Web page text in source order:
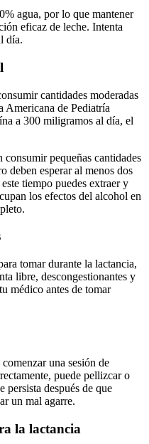
agua, por lo que mantener
eficaz de leche. Intenta
día.
cantidades moderadas
Americana de Pediatría
a 300 miligramos al día, el
consumir pequeñas cantidades
deben esperar al menos dos
tiempo puedes extraer y
los efectos del alcohol en
tomar durante la lactancia,
libre, descongestionantes y
médico antes de tomar
una sesión de
puede pellizcar o
después de que
un mal agarre.
la lactancia